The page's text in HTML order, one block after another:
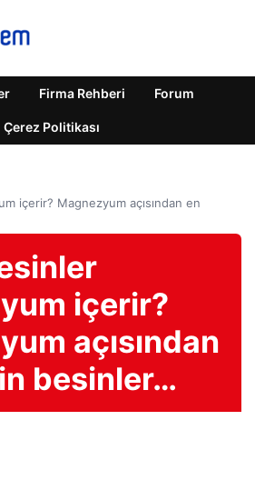
Firma Rehberi Forum
Çerez Politikası
içerir? Magnezyum açısından en
içerir?
açısından
besinler…